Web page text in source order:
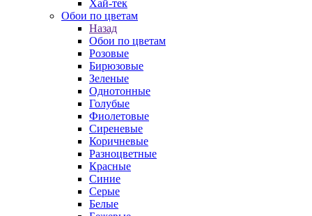
Хай-тек
Обои по цветам
Назад
Обои по цветам
Розовые
Бирюзовые
Зеленые
Однотонные
Голубые
Фиолетовые
Сиреневые
Коричневые
Разноцветные
Красные
Синие
Серые
Белые